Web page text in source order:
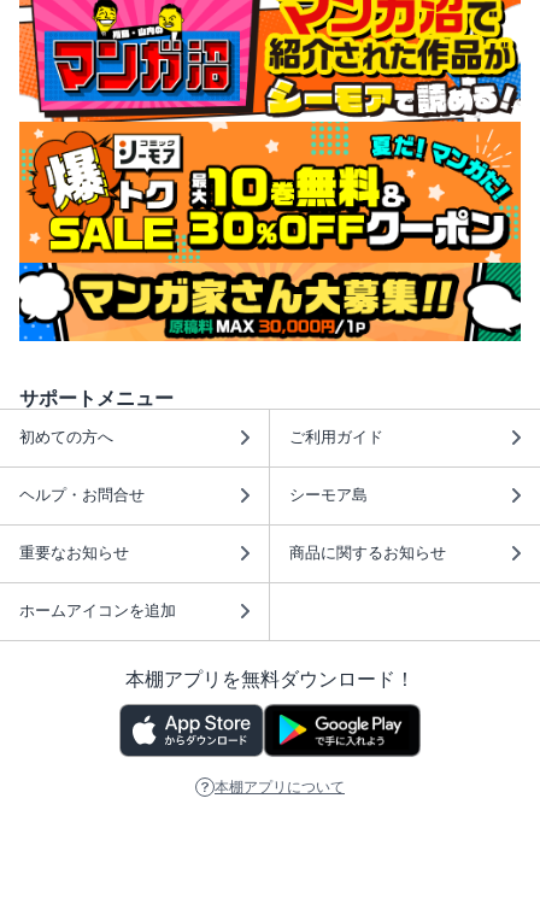
サポートメニュー
初めての方へ ご利用ガイド
ヘルプ・お問合せ シーモア島
重要なお知らせ 商品に関するお知らせ
ホームアイコンを追加
本棚アプリを無料ダウンロード！
本棚アプリについて